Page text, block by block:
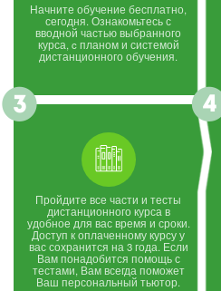
Начните обучение бесплатно,
сегодня. Ознакомьтесь с
вводной частью выбранного
курса, c планом и системой
дистанционного обучения.
Пройдите все части и тесты
дистанционного курса в
удобное для вас время и сроки.
Доступ к оплаченному курсу у
вас сохранится на 3 года. Если
Вам понадобится помощь с
тестами, Вам всегда поможет
Ваш персональный тьютор.